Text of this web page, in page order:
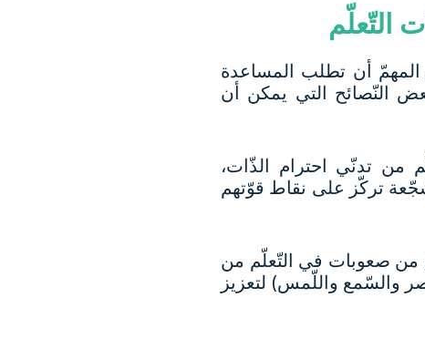
التّعلّم
أن تطلب المساعدة
النّصائح التي يمكن أن
من تدنّي احترام الذّات،
تركّز على نقاط قوّتهم
من صعوبات في التّعلّم من
والسّمع واللّمس) لتعزيز